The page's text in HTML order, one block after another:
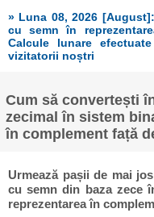
» Luna 08, 2026
cu semn în
Calcule lunare
vizitatorii noștri
Cum să convertești
zecimal în sistem
în complement față
Urmează pașii de mai
cu semn din baza zece
reprezentarea în